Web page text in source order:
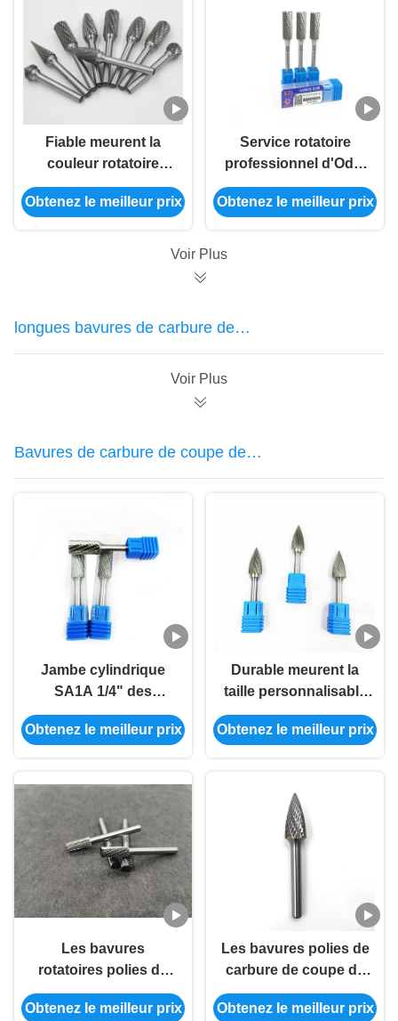
Fiable meurent la
couleur rotatoire
d'argent de râpe de
cylindre de taillants
Obtenez le meilleur prix
Service rotatoire
professionnel d'Odm
d'OEM de peu de
perceuse de jambe de
Obtenez le meilleur prix
Voir Plus
longues bavures de carbure de
jambe
Voir Plus
Bavures de carbure de coupe de
double
Jambe cylindrique
SA1A 1/4" des
bavures 1/4 de
carbure de coupe de
Obtenez le meilleur prix
Durable meurent la
taille personnalisable
de haute résistance
de meulage de peu en
Obtenez le meilleur prix
Les bavures
rotatoires polies de
dossiers de bavures
de carbure de
Obtenez le meilleur prix
Les bavures polies de
carbure de coupe de
double sûres meurent
peu de broyeur pour
Obtenez le meilleur prix